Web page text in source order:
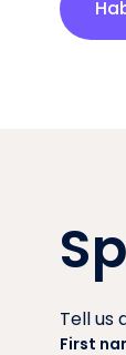
Tell us
First